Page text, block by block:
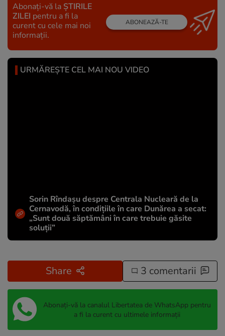
Abonați-vă la ȘTIRILE
ZILEI pentru a fi la
curent cu cele mai noi
informații.
ABONEAZĂ-TE
URMĂREȘTE CEL MAI NOU VIDEO
Sorin Rîndașu despre Centrala Nucleară de la
Cernavodă, în condițiile în care Dunărea a secat:
„Sunt două săptămâni în care trebuie găsite
soluții”
Share 3 comentarii
Abonați-vă la canalul Libertatea de WhatsApp pentru
a fi la curent cu ultimele informații